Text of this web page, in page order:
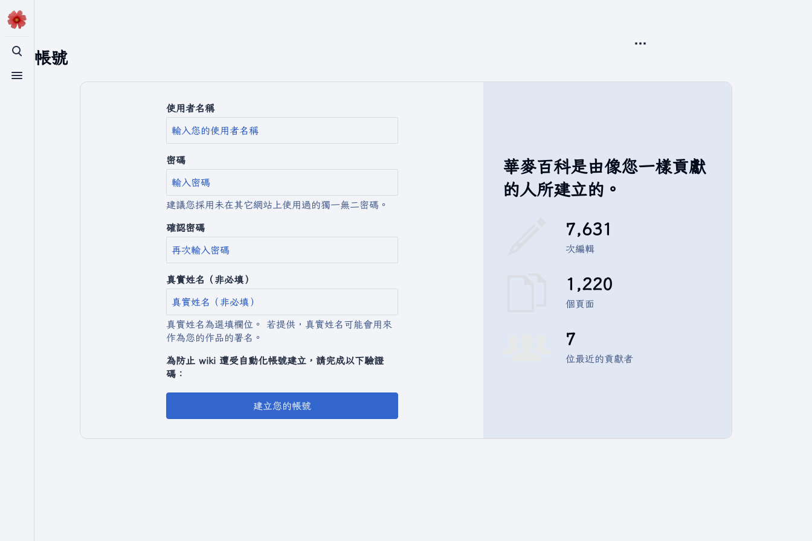
切換搜尋
切換選單
建立帳號
使用者名稱
密碼
建議您採用未在其它網站上使用過的獨一無二密碼。
確認密碼
真實姓名（非必填）
真實姓名為選填欄位。 若提供，真實姓名可能會用來
作為您的作品的署名。
為防止 wiki 遭受自動化帳號建立，請完成以下驗證
碼：
建立您的帳號
華麥百科是由像您一樣貢獻
的人所建立的。
7,631
次編輯
1,220
個頁面
7
位最近的貢獻者